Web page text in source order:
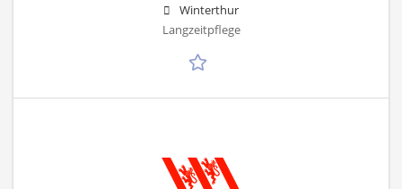
Winterthur
Langzeitpflege